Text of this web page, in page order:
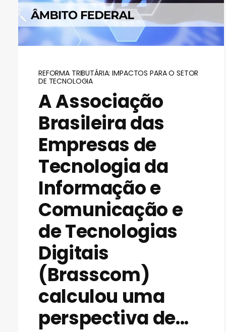
REFORMA TRIBUTÁRIA: IMPACTOS PARA O SETOR
DE TECNOLOGIA
A Associação
Brasileira das
Empresas de
Tecnologia da
Informação e
Comunicação e
de Tecnologias
Digitais
(Brasscom)
calculou uma
perspectiva de...